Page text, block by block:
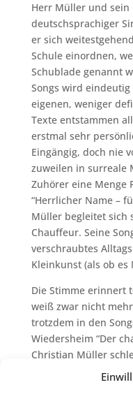
Herr Müller und
deutschsprachiger
er sich
Schule einordnen,
Schublade genannt
Songs wird
eigenen, weniger
Texte entstammen
erstmal sehr
Eingängig, doch nie
zuweilen in surreale
Zuhörer eine Menge
“Herrlicher Name –
Müller begleitet sich
Chauffeur. Seine
verschraubtes
Kleinkunst (als ob
Die Stimme erinnert
weiß zwar nicht
trotzdem in den
Wiedersheim “Der
Christian Müller
charaktervollen
Gehörgänge der